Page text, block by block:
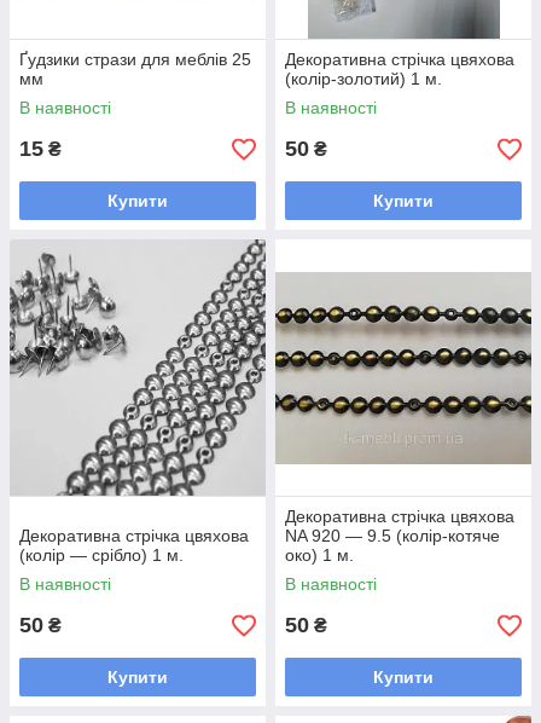
Ґудзики стрази для меблів 25
мм
В наявності
15 ₴
Купити
Декоративна стрічка цвяхова
(колір-золотий) 1 м.
В наявності
50 ₴
Купити
Декоративна стрічка цвяхова
(колір — срібло) 1 м.
В наявності
50 ₴
Купити
Декоративна стрічка цвяхова
NA 920 — 9.5 (колір-котяче
око) 1 м.
В наявності
50 ₴
Купити